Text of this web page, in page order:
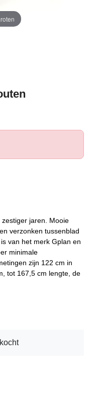
jaren. Mooie
verzonken tussenblad
van het merk Gplan en
minimale
zijn 122 cm in
tot 167,5 cm lengte, de